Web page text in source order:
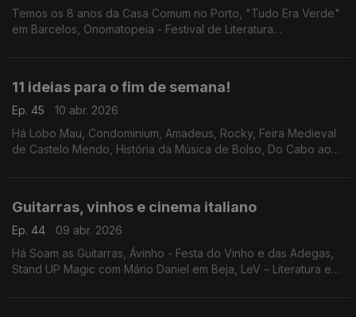
Temos os 8 anos da Casa Comum no Porto, "Tudo Era Verde"
em Barcelos, Onomatopeia - Festival de Literatura
11 ideias para o fim de semana!
Ep. 45
10 abr. 2026
Há Lobo Mau, Condominium, Amadeus, Rocky, Feira Medieval
de Castelo Mendo, História da Música de Bolso, Do Cabo ao
Guitarras, vinhos e cinema italiano
Ep. 44
09 abr. 2026
Há Soam as Guitarras, Ávinho - Festa do Vinho e das Adegas,
Stand UP Magic com Mário Daniel em Beja, LeV – Literatura em